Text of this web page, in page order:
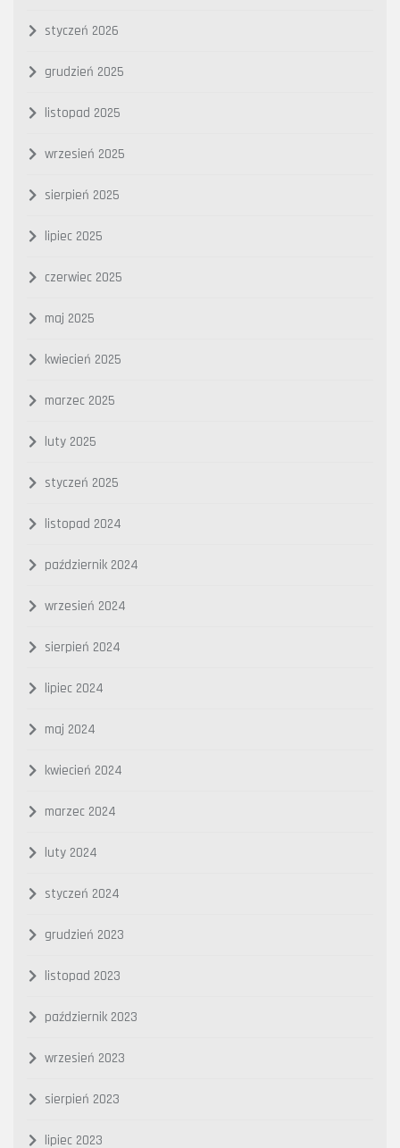
styczeń 2026
grudzień 2025
listopad 2025
wrzesień 2025
sierpień 2025
lipiec 2025
czerwiec 2025
maj 2025
kwiecień 2025
marzec 2025
luty 2025
styczeń 2025
listopad 2024
październik 2024
wrzesień 2024
sierpień 2024
lipiec 2024
maj 2024
kwiecień 2024
marzec 2024
luty 2024
styczeń 2024
grudzień 2023
listopad 2023
październik 2023
wrzesień 2023
sierpień 2023
lipiec 2023